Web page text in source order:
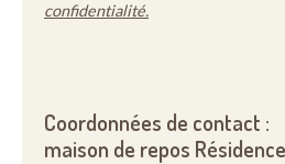
confidentialité.
Coordonnées de contact :
maison de repos